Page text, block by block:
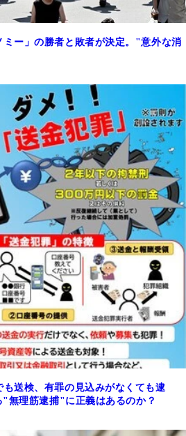
ミー」の勝者と敗者が決定。"意外な消
も送検、有罪の見込みがなくても逮
理筋逮捕"に正義はあるのか？